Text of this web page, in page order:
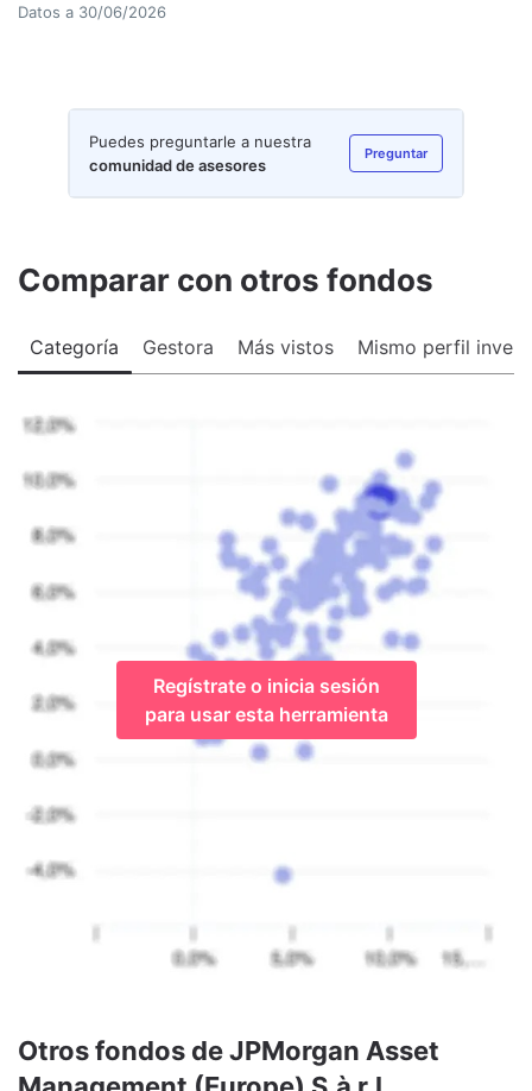
Datos a 30/06/2026
Puedes preguntarle a nuestra
comunidad de asesores
Preguntar
Comparar con otros fondos
Categoría Gestora Más vistos Mismo perfil
Regístrate o inicia sesión
para usar esta herramienta
Otros fondos de JPMorgan Asset